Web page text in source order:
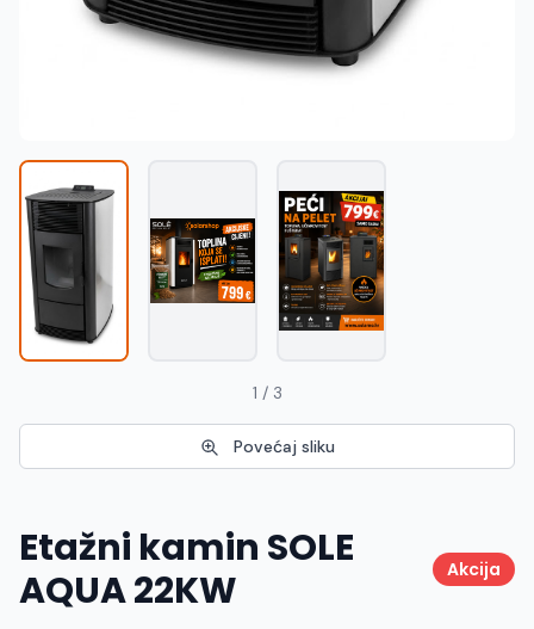
1 / 3
Povećaj sliku
Etažni kamin SOLE
AQUA 22KW
Akcija